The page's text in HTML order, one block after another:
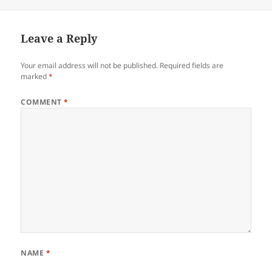
Leave a Reply
Your email address will not be published. Required fields are
marked*
COMMENT*
NAME *